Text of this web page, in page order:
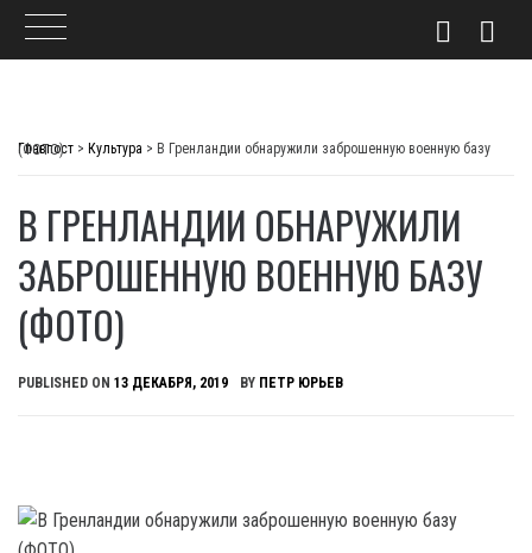
Главпост > Культура >
В Гренландии обнаружили заброшенную военную базу (ФОТО)
В ГРЕНЛАНДИИ ОБНАРУЖИЛИ
ЗАБРОШЕННУЮ ВОЕННУЮ БАЗУ
(ФОТО)
PUBLISHED ON 13 ДЕКАБРЯ, 2019 BY ПЕТР ЮРЬЕВ